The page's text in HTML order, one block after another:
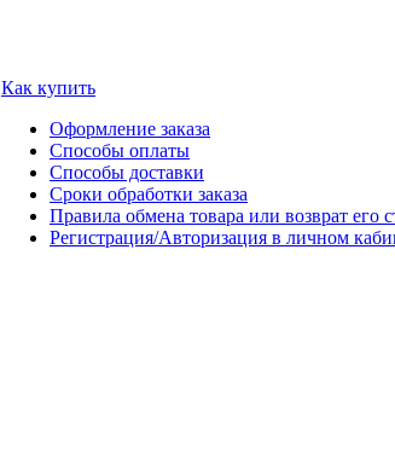
Как купить
Оформление заказа
Способы оплаты
Способы доставки
Сроки обработки заказа
Правила обмена товара или возврат его
Регистрация/Авторизация в личном